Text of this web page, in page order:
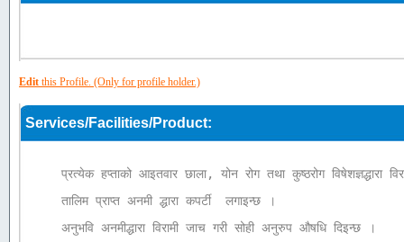
Edit this Profile. (Only for profile holder.)
Services/Facilities/Product:
प्रत्येक हप्ताको आइतवार छाला, योन रोग तथा कुष्ठरोग विषेशज्ञद्धारा
तालिम प्राप्त अनमी द्धारा कपर्टी  लगाइन्छ ।
अनुभवि अनमीद्धारा विरामी जाच गरी सोही अनुरुप औषधि दिइन्छ ।